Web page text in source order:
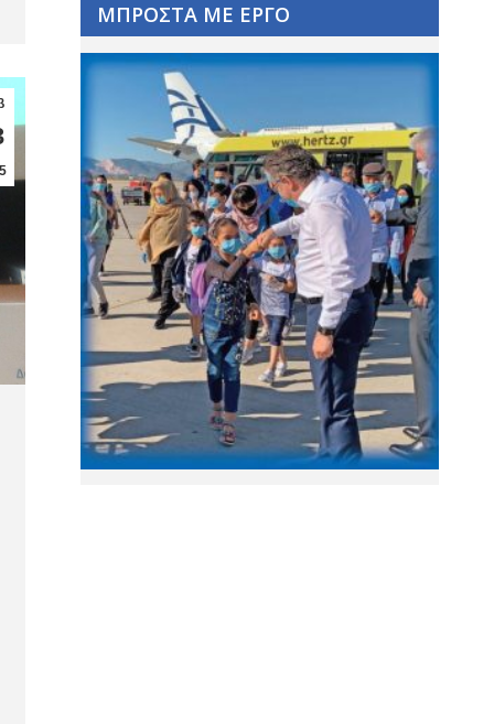
ΜΠΡΟΣΤΑ ΜΕ ΕΡΓΟ